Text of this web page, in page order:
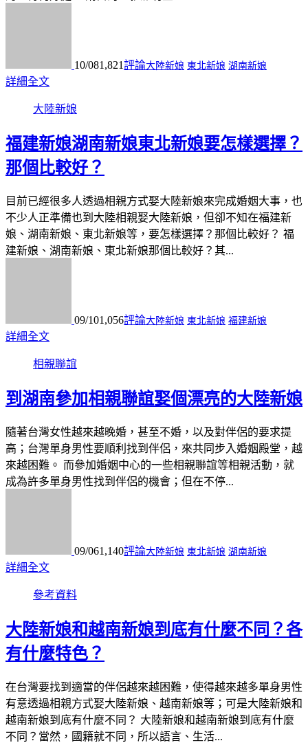
10/081,821評論大陸新娘 東北新娘 湖南新娘
詳細全文
大陸新娘
福建新娘湖南新娘東北新娘要怎樣選擇？
那個比較好？
目前已經很多人透過相親方式娶大陸新娘來完成婚姻大事，也
不少人正準備也到大陸相親娶大陸新娘，但卻不知在福建新
娘、湖南新娘、東北新娘等，要怎樣選擇？那個比較好？ 福
建新娘、湖南新娘、東北新娘那個比較好？其...
09/101,056評論大陸新娘 東北新娘 福建新娘
詳細全文
相親聯誼
到湖南參加相親聯誼娶個漂亮的大陸新娘
隨著台灣女性越來越晚婚，甚至不婚，以及對伴侶的要求提
高；台灣單身男性要順利找到伴侶，來共同步入婚姻殿堂，越
來越困難。 而參加婚姻中心的一些相親聯誼等相親活動，就
成為許多單身男性找到伴侶的機會；但在不停...
09/061,140評論大陸新娘 東北新娘 湖南新娘
詳細全文
參考資料
大陸新娘和越南新娘到底有什麼不同？各
有什麼特色？
在台灣要找到適當的伴侶越來越困難，使得越來越多單身男性
有意透過相親方式娶大陸新娘、越南新娘等；可是大陸新娘和
越南新娘到底有什麼不同？ 大陸新娘和越南新娘到底有什麼
不同？當然，國籍就不同，所以語言、生活...